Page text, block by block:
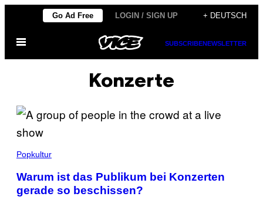
content
Go Ad Free LOGIN / SIGN UP + DEUTSCH
Open
SUBSCRIBENEWSLETTER
Konzerte
Popkultur
Warum ist das Publikum bei Konzerten
gerade so beschissen?